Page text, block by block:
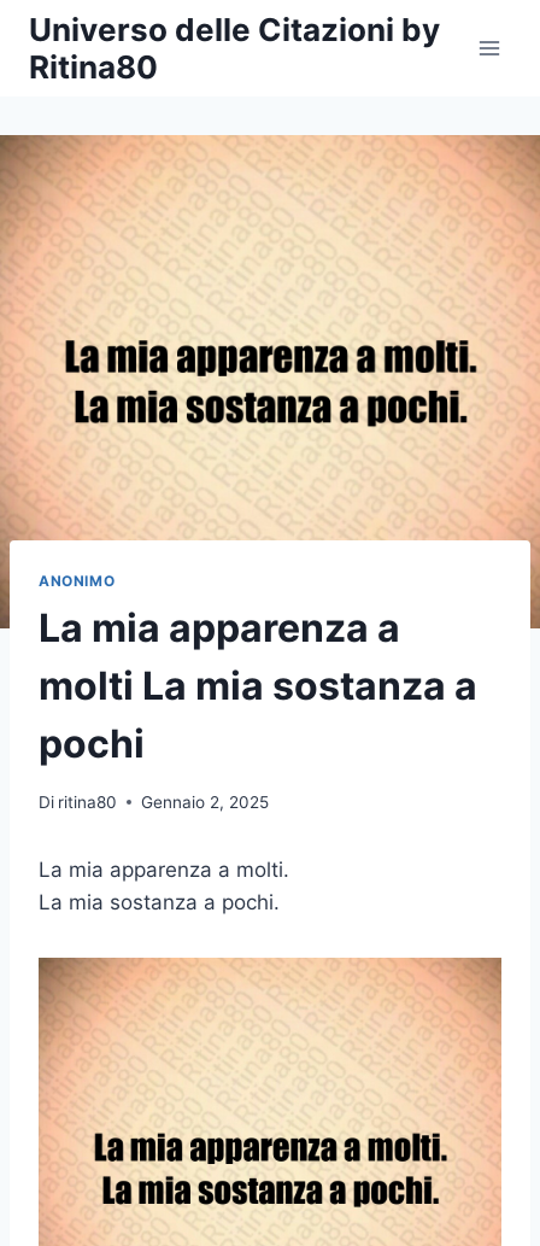
Salta
contenuto
Universo delle Citazioni by
Ritina80
ANONIMO
La mia apparenza a
molti La mia sostanza a
pochi
Di ritina80 Gennaio 2, 2025
La mia apparenza a molti.
La mia sostanza a pochi.